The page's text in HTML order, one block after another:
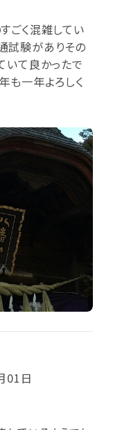
ごく混雑してい
試験がありその
いて良かったで
も一年よろしく
01日